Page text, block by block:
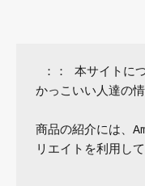
かっこいい人達の
商品の紹介には、
リエイトを利用して